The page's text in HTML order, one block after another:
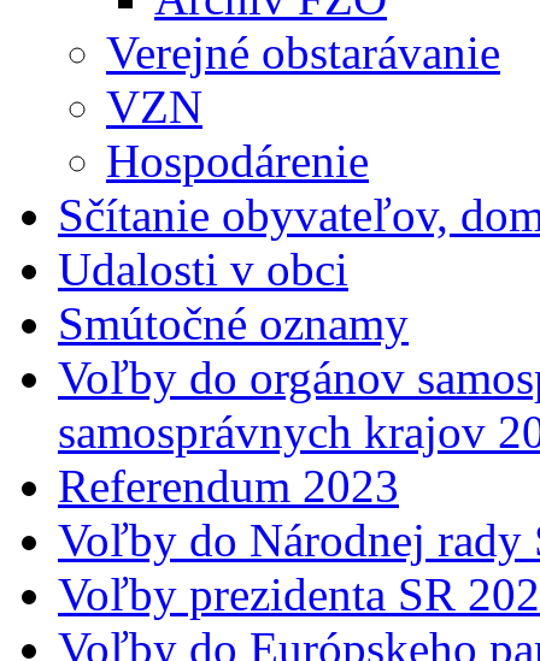
Verejné obstarávanie
VZN
Hospodárenie
Sčítanie obyvateľov,
Udalosti v obci
Smútočné oznamy
Voľby do orgánov
samosprávnych krajov
Referendum 2023
Voľby do Národnej
Voľby prezidenta SR
Voľby do Európskeho